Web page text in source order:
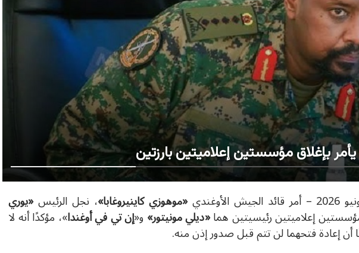
بإغلاق مؤسستين إعلاميتين بارزتين
أمر قائد الجيش الأوغندي«موهوزي كاينيروغابا»، نجل الرئيس«يوري
مؤسستين إعلاميتين رئيسيتين هما«ديلي مونيتور» و«إن تي في أوغندا»، مؤكدًا أنه لا
أن إعادة فتحهما لن تتم قبل صدور إذن منه.